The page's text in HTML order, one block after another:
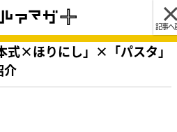
記事へ
式×ほりにし」×「パスタ」
介